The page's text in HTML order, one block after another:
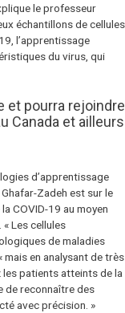
le professeur
échantillons de cellules
l’apprentissage
du virus, qui
et pourra rejoindre
Canada et ailleurs
d’apprentissage
Zadeh est sur le
COVID-19 au moyen
Les cellules
de maladies
mais en analysant de très
les patients atteints de la
de reconnaître des
avec précision. »